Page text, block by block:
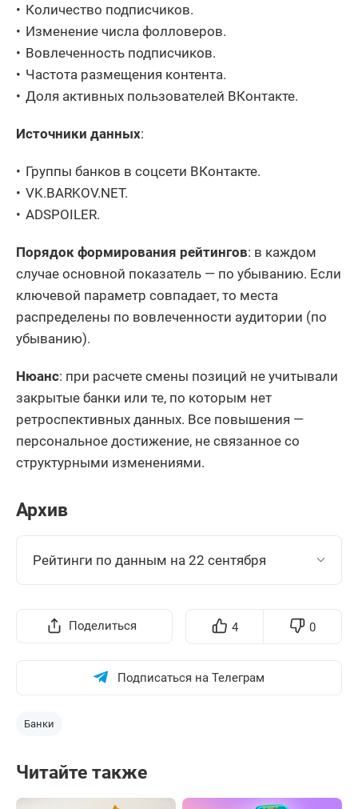
Количество подписчиков.
Изменение числа фолловеров.
Вовлеченность подписчиков.
Частота размещения контента.
Доля активных пользователей ВКонтакте.
Источники данных:
Группы банков в соцсети ВКонтакте.
VK.BARKOV.NET.
ADSPOILER.
Порядок формирования рейтингов: в каждом
случае основной показатель — по убыванию. Если
ключевой параметр совпадает, то места
распределены по вовлеченности аудитории (по
убыванию).
Нюанс: при расчете смены позиций не учитывали
закрытые банки или те, по которым нет
ретроспективных данных. Все повышения —
персональное достижение, не связанное со
структурными изменениями.
Архив
Рейтинги по данным на 22 сентября
Поделиться 4 0
Подписаться на Телеграм
Банки
Читайте также